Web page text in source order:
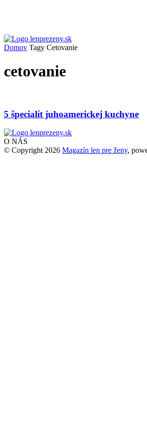
Domov Tagy Cetovanie
cetovanie
5 špecialít juhoamerickej kuchyne
O NÁS
© Copyright 2026 Magazín len pre ženy,